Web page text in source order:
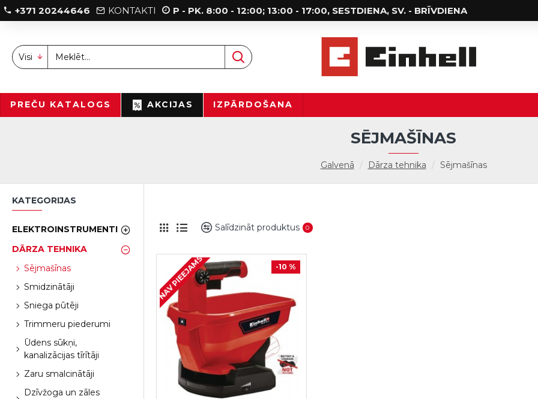
+371 20244646 KONTAKTI P - PK. 8:00 - 12:00; 13:00 - 17:00, SESTDIENA, SV. - BRĪVDIENA
Visi
PREČU KATALOGS AKCIJAS IZPĀRDOŠANA
Galvenā Dārza tehnika Sējmašīnas
SĒJMAŠĪNAS
KATEGORIJAS
ELEKTROINSTRUMENTI
DĀRZA TEHNIKA
Sējmašīnas
Smidzinātāji
Sniega pūtēji
Trimmeru piederumi
Ūdens sūkņi,
kanalizācijas tīrītāji
Zaru smalcinātāji
Dzīvžoga un zāles
Salīdzināt produktus 0
-10 %
NAV PIEEJAMS